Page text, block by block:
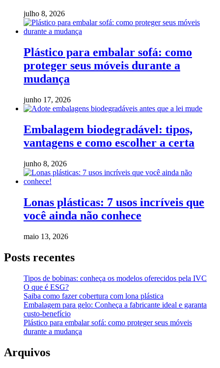
julho 8, 2026
Plástico para embalar sofá: como
proteger seus móveis durante a
mudança
junho 17, 2026
Embalagem biodegradável: tipos,
vantagens e como escolher a certa
junho 8, 2026
Lonas plásticas: 7 usos incríveis que
você ainda não conhece
maio 13, 2026
Posts recentes
Tipos de bobinas: conheça os modelos oferecidos pela IVC
O que é ESG?
Saiba como fazer cobertura com lona plástica
Embalagem para gelo: Conheça a fabricante ideal e garanta
custo-benefício
Plástico para embalar sofá: como proteger seus móveis
durante a mudança
Arquivos